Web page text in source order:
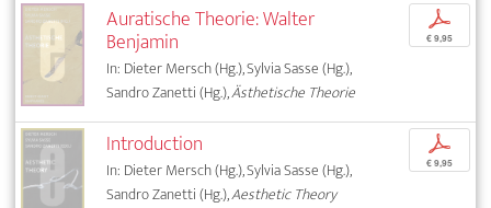
Auratische Theorie: Walter
Benjamin
In: Dieter Mersch (Hg.), Sylvia Sasse (Hg.),
Sandro Zanetti (Hg.),Ästhetische Theorie
p
€ 9,95
Introduction
In: Dieter Mersch (Hg.), Sylvia Sasse (Hg.),
Sandro Zanetti (Hg.),Aesthetic Theory
p
€ 9,95